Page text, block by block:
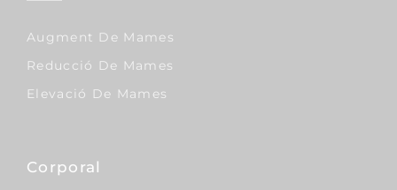
Augment De Mames
Reducció De Mames
Elevació De Mames
Corporal